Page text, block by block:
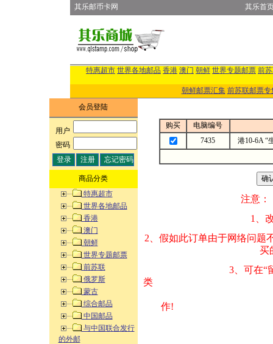
其乐邮币卡网 其乐首
特惠超市 世界各地邮品 香港 澳门 朝鲜 世界专题邮票 前
朝鲜邮票汇集 前苏联邮票专
会员登陆
用户:
密码:
商品分类
特惠超市
世界各地邮品
香港
澳门
朝鲜
世界专题邮票
前苏联
俄罗斯
蒙古
综合邮品
中国邮品
与中国联合发行
的外邮
购买
电脑编号
7435
港10-6A “
注意：
1、改变商品数量
2、假如此订单由
买的邮品的“
3、可在“
类 方式告之
作!